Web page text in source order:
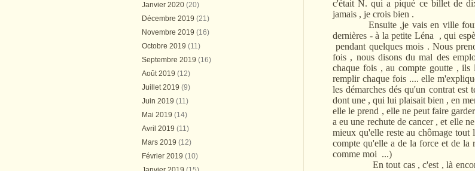
Janvier 2020 (20)
Décembre 2019 (21)
Novembre 2019 (16)
Octobre 2019 (11)
Septembre 2019 (16)
Août 2019 (12)
Juillet 2019 (9)
Juin 2019 (11)
Mai 2019 (14)
Avril 2019 (11)
Mars 2019 (12)
Février 2019 (10)
c'était N. qui a piqué ce billet de
jamais , je crois bien .
Ensuite ,je vais en ville fournir
dernières - à la petite Léna , qui
pendant quelques mois . Nous
fois , nous disons du mal des
chaque fois , au compte goutte ,
remplir chaque fois .... elle
les démarches dés qu'un contrat
dont une , qui lui plaisait bien , en
elle le prend , elle ne peut faire
a eu une rechute de cancer , et elle
mieux qu'elle reste au chômage
compte qu'elle a de la force et de la
comme moi ...)
En tout cas , c'est , là encore